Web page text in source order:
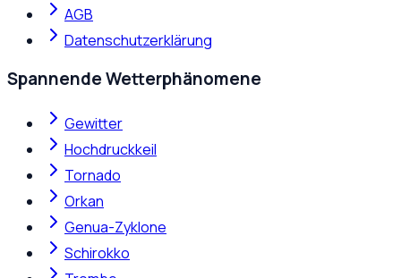
AGB
Datenschutzerklärung
Spannende Wetterphänomene
Gewitter
Hochdruckkeil
Tornado
Orkan
Genua-Zyklone
Schirokko